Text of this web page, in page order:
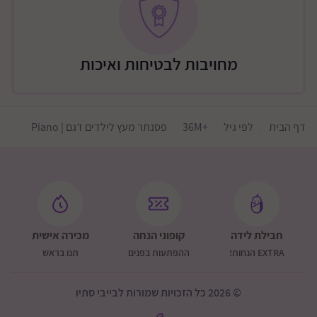
פסנתר עץ לילדים מבית מרמלדה מוזיקה מושלם להיכרות
ראשונית עם עולם המוזיקה, ויעזור לילדים לעבור לפסנתר
בגודל מלא בגיל מאוחר יותר בעודם גדלים והופכים
ממוזיקאים קטנים מתחילים למוזיקאים גדולים מקצועיים.
הפסנתר האיכותי עשוי העץ מבית מרמלדה מוזיקה. כלי
אזהרה! סכנת חנק, מכיל חלקים קטנים ואסור לילדים
מחויבות לבטיחות ואיכות
דף הבית לפי גיל +36M פסנתר מעץ לילדים דגם | Piano
חבילת לידה
EXTRA הנחות!
קופוני הנחה
ההפתעות בפנים
מכירה אישית
תנו בראש
© 2026 כל הזכויות שמורות לבייבי סתיו